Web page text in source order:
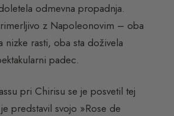
odmevna propadnja.
z Napoleonovim – oba
nizke rasti, oba sta doživela
padec.
pri Chirisu se je posvetil tej
predstavil svojo »Rose de